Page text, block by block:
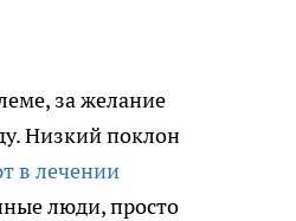
за желание
Низкий поклон
в лечении
люди, просто